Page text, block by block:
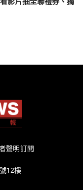
聲明訂閱
12樓